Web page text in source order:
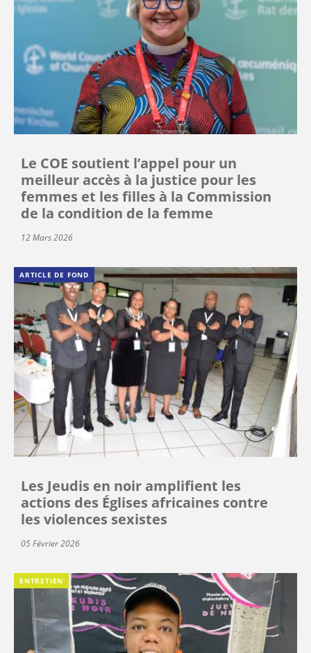
Le COE soutient l’appel pour un
meilleur accès à la justice pour les
femmes et les filles à la Commission
de la condition de la femme
12 Mars 2026
ARTICLE DE FOND
Les Jeudis en noir amplifient les
actions des Églises africaines contre
les violences sexistes
05 Février 2026
ENTRETIEN